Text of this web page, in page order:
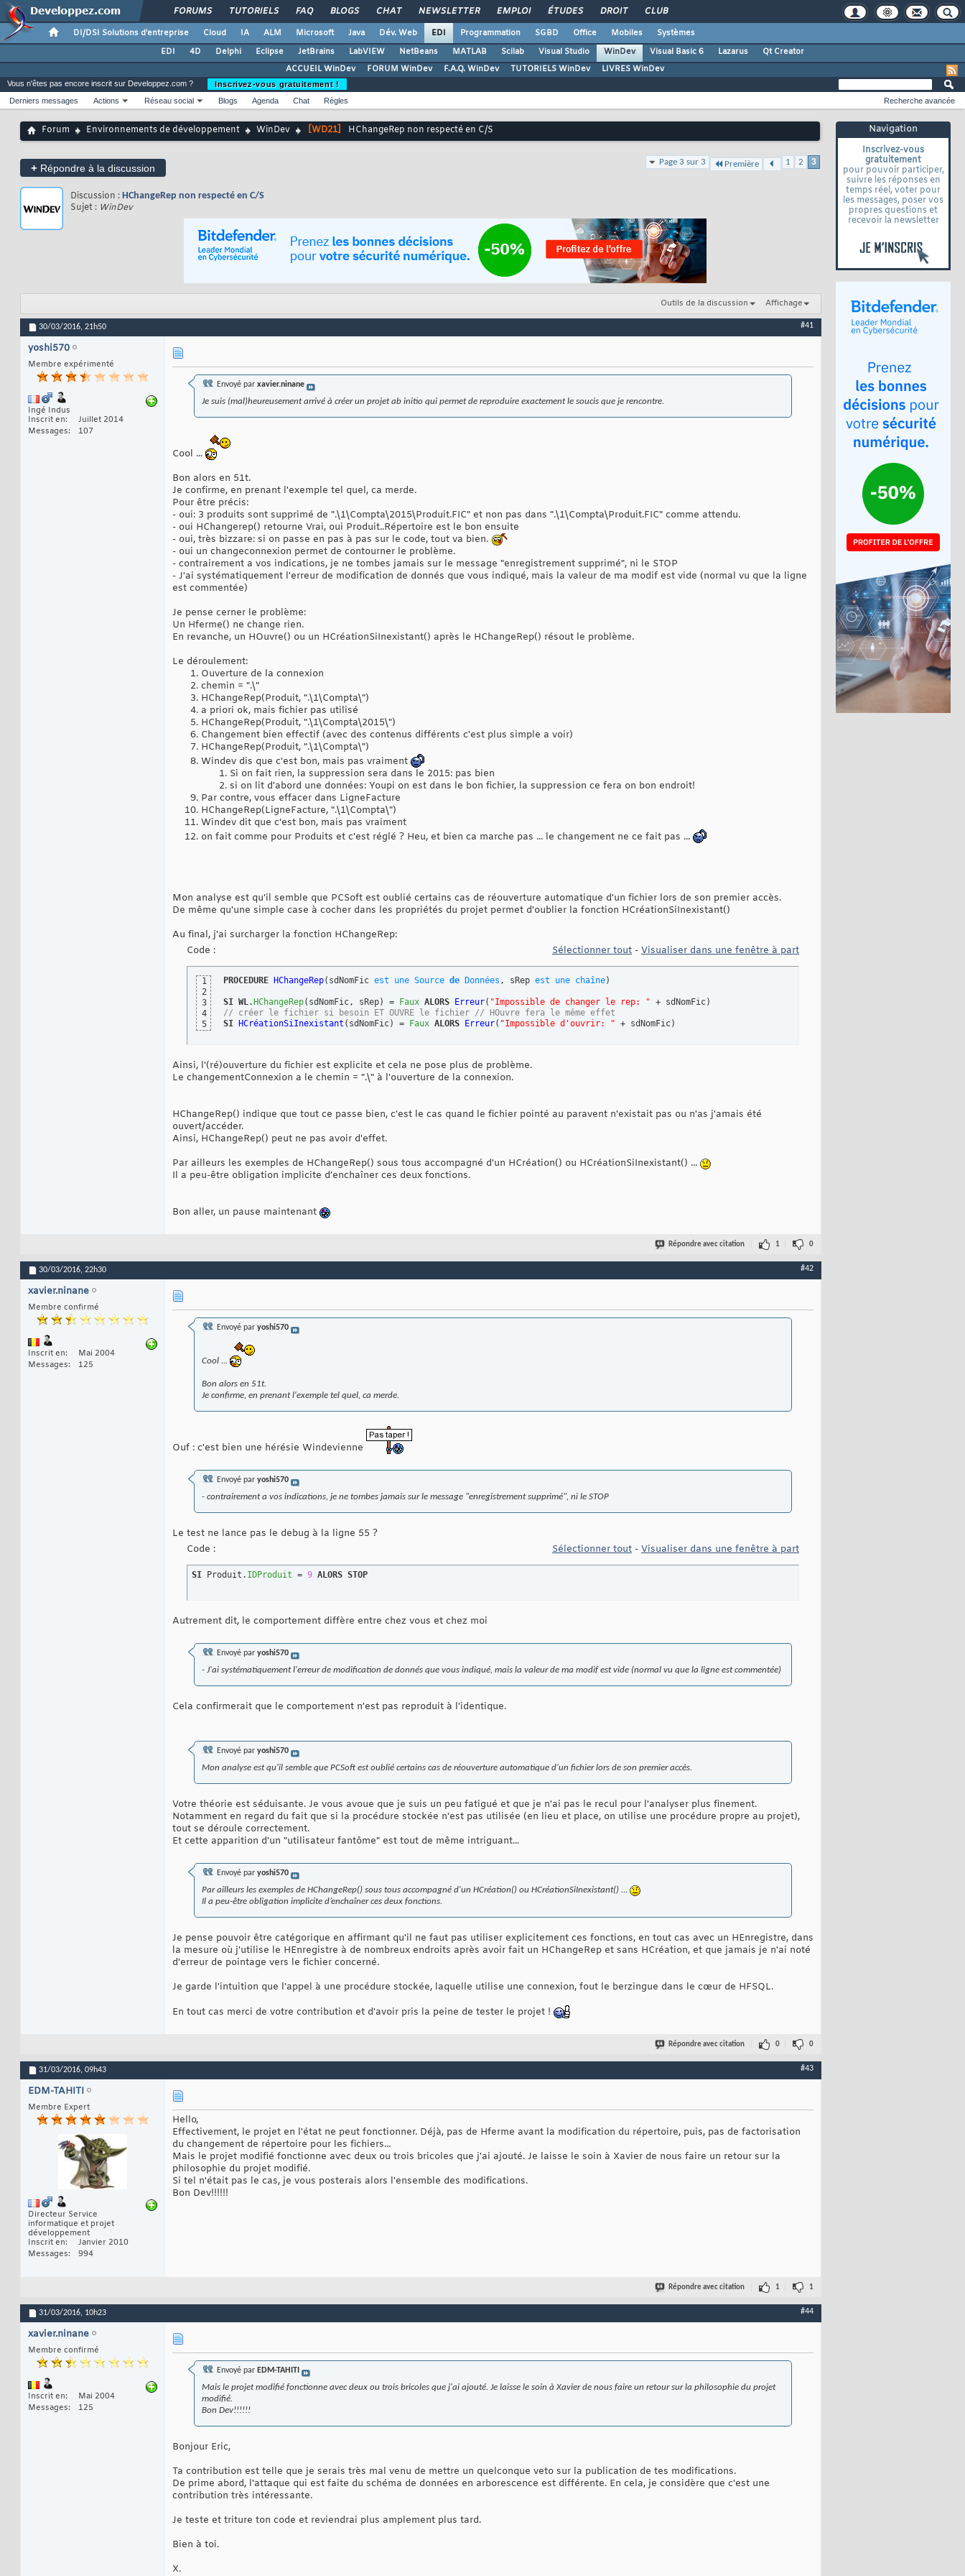
FORUMS TUTORIELS FAQ BLOGS CHAT NEWSLETTER EMPLOI ÉTUDES DROIT CLUB
DI/DSI Solutions d'entreprise Cloud IA ALM Microsoft Java Dév. Web EDI Programmation SGBD Office Mobiles
Systèmes
EDI
4D Delphi Eclipse JetBrains LabVIEW NetBeans MATLAB Scilab Visual Studio WinDev Visual Basic 6 Lazarus
Qt Creator
ACCUEIL WinDev
FORUM WinDev F.A.Q. WinDev TUTORIELS WinDev LIVRES WinDev
Navigation
Inscrivez-vous
gratuitement
pour pouvoir participer,
suivre les réponses en
temps réel, voter pour
les messages, poser vos
propres questions et
recevoir la newsletter
Vous n'êtes pas encore inscrit sur Developpez.com ?
Inscrivez-vous gratuitement !
Derniers messages
Actions Réseau social Blogs Agenda Chat Règles Recherche avancée
Forum Environnements de développement WinDev [WD21] HChangeRep non respecté en C/S
+ Répondre à la discussion
Page 3 sur 3 Première 1 2 3
Discussion : HChangeRep non respecté en C/S
Sujet : WinDev
Outils de la discussion Affichage
30/03/2016, 21h50 #41
yoshi570
Membre expérimenté
Ingé Indus
Inscrit en
Juillet 2014
Messages
107
Envoyé par xavier.ninane
Je suis (mal)heureusement arrivé à créer un projet ab initio qui permet de reproduire exactement le soucis que je rencontre.
Cool ...
Bon alors en 51t.
Je confirme, en prenant l'exemple tel quel, ca merde.
Pour être précis:
- oui: 3 produits sont supprimé de ".\1\Compta\2015\Produit.FIC" et non pas dans ".\1\Compta\Produit.FIC" comme attendu.
- oui HChangerep() retourne Vrai, oui Produit..Répertoire est le bon ensuite
- oui, très bizzare: si on passe en pas à pas sur le code, tout va bien.
- oui un changeconnexion permet de contourner le problème.
- contrairement a vos indications, je ne tombes jamais sur le message "enregistrement supprimé", ni le STOP
- J'ai systématiquement l'erreur de modification de donnés que vous indiqué, mais la valeur de ma modif est vide (normal vu que la ligne
est commentée)
Je pense cerner le problème:
Un Hferme() ne change rien.
En revanche, un HOuvre() ou un HCréationSiInexistant() après le HChangeRep() résout le problème.
Le déroulement:
Ouverture de la connexion
chemin = ".\"
HChangeRep(Produit, ".\1\Compta\")
a priori ok, mais fichier pas utilisé
HChangeRep(Produit, ".\1\Compta\2015\")
Changement bien effectif (avec des contenus différents c'est plus simple a voir)
HChangeRep(Produit, ".\1\Compta\")
Windev dis que c'est bon, mais pas vraiment
Si on fait rien, la suppression sera dans le 2015: pas bien
si on lit d'abord une données: Youpi on est dans le bon fichier, la suppression ce fera on bon endroit!
Par contre, vous effacer dans LigneFacture
HChangeRep(LigneFacture, ".\1\Compta\")
Windev dit que c'est bon, mais pas vraiment
on fait comme pour Produits et c'est réglé ? Heu, et bien ca marche pas ... le changement ne ce fait pas ...
Mon analyse est qu'il semble que PCSoft est oublié certains cas de réouverture automatique d'un fichier lors de son premier accès.
De même qu'une simple case à cocher dans les propriétés du projet permet d'oublier la fonction HCréationSiInexistant()
Au final, j'ai surcharger la fonction HChangeRep:
Code :
Sélectionner tout - Visualiser dans une fenêtre à part
1
2
3
4
5
PROCEDURE HChangeRep( sdNomFic est une Source de Données , sRep est une chaîne)
SI WL. HChangeRep( sdNomFic, sRep) = Faux ALORS Erreur( "Impossible de changer le rep: " + sdNomFic)
// créer le fichier si besoin ET OUVRE le fichier // HOuvre fera le même effet
SI
HCréationSiInexistant ( sdNomFic) = Faux ALORS Erreur( "Impossible d'ouvrir: " + sdNomFic)
Ainsi, l'(ré)ouverture du fichier est explicite et cela ne pose plus de problème.
Le changementConnexion a le chemin = ".\" à l'ouverture de la connexion.
HChangeRep() indique que tout ce passe bien, c'est le cas quand le fichier pointé au paravent n'existait pas ou n'as j'amais été
ouvert/accéder.
Ainsi, HChangeRep() peut ne pas avoir d'effet.
Par ailleurs les exemples de HChangeRep() sous tous accompagné d'un HCréation() ou HCréationSiInexistant() ...
Il a peu-être obligation implicite d’enchaîner ces deux fonctions.
Bon aller, un pause maintenant
Répondre avec citation 1 0
30/03/2016, 22h30 #42
xavier.ninane
Membre confirmé
Inscrit en
Mai 2004
Messages
125
Envoyé par yoshi570
Cool ...
Bon alors en 51t.
Je confirme, en prenant l'exemple tel quel, ca merde.
Ouf : c'est bien une hérésie Windevienne
Envoyé par yoshi570
- contrairement a vos indications, je ne tombes jamais sur le message "enregistrement supprimé", ni le STOP
Le test ne lance pas le debug à la ligne 55 ?
Code :
Sélectionner tout - Visualiser dans une fenêtre à part
SI Produit. IDProduit = 9 ALORS STOP
Autrement dit, le comportement diffère entre chez vous et chez moi
Envoyé par yoshi570
- J'ai systématiquement l'erreur de modification de donnés que vous indiqué, mais la valeur de ma modif est vide (normal vu que la ligne est commentée)
Cela confirmerait que le comportement n'est pas reproduit à l'identique.
Envoyé par yoshi570
Mon analyse est qu'il semble que PCSoft est oublié certains cas de réouverture automatique d'un fichier lors de son premier accès.
Votre théorie est séduisante. Je vous avoue que je suis un peu fatigué et que je n'ai pas le recul pour l'analyser plus finement.
Notamment en regard du fait que si la procédure stockée n'est pas utilisée (en lieu et place, on utilise une procédure propre au projet),
tout se déroule correctement.
Et cette apparition d'un "utilisateur fantôme" est tout de même intriguant...
Envoyé par yoshi570
Par ailleurs les exemples de HChangeRep() sous tous accompagné d'un HCréation() ou HCréationSiInexistant() ...
Il a peu-être obligation implicite d’enchaîner ces deux fonctions.
Je pense pouvoir être catégorique en affirmant qu'il ne faut pas utiliser explicitement ces fonctions, en tout cas avec un HEnregistre, dans
la mesure où j'utilise le HEnregistre à de nombreux endroits après avoir fait un HChangeRep et sans HCréation, et que jamais je n'ai noté
d'erreur de pointage vers le fichier concerné.
Je garde l'intuition que l'appel à une procédure stockée, laquelle utilise une connexion, fout le berzingue dans le cœur de HFSQL.
En tout cas merci de votre contribution et d'avoir pris la peine de tester le projet !
Répondre avec citation 0 0
31/03/2016, 09h43 #43
EDM-TAHITI
Membre Expert
Directeur Service
informatique et projet
développement
Inscrit en
Janvier 2010
Messages
994
Hello,
Effectivement, le projet en l'état ne peut fonctionner. Déjà, pas de Hferme avant la modification du répertoire, puis, pas de factorisation
du changement de répertoire pour les fichiers...
Mais le projet modifié fonctionne avec deux ou trois bricoles que j'ai ajouté. Je laisse le soin à Xavier de nous faire un retour sur la
philosophie du projet modifié.
Si tel n'était pas le cas, je vous posterais alors l'ensemble des modifications.
Bon Dev!!!!!!
Répondre avec citation 1 1
31/03/2016, 10h23 #44
xavier.ninane
Membre confirmé
Inscrit en
Mai 2004
Messages
125
Envoyé par EDM-TAHITI
Mais le projet modifié fonctionne avec deux ou trois bricoles que j'ai ajouté. Je laisse le soin à Xavier de nous faire un retour sur la philosophie du projet
modifié.
Bon Dev!!!!!!
Bonjour Eric,
Ta contribution est telle que je serais très mal venu de mettre un quelconque veto sur la publication de tes modifications.
De prime abord, l'attaque qui est faite du schéma de données en arborescence est différente. En cela, je considère que c'est une
contribution très intéressante.
Je teste et triture ton code et reviendrai plus amplement plus tard.
Bien à toi.
X.